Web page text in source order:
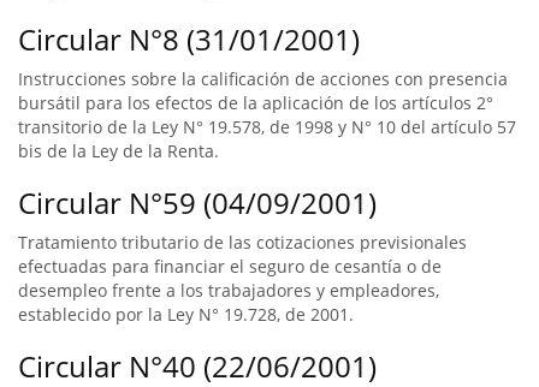
Circular N°8 (31/01/2001)
Instrucciones sobre la calificación de acciones con presencia
bursátil para los efectos de la aplicación de los artículos 2°
transitorio de la Ley N° 19.578, de 1998 y N° 10 del artículo 57
bis de la Ley de la Renta.
Circular N°59 (04/09/2001)
Tratamiento tributario de las cotizaciones previsionales
efectuadas para financiar el seguro de cesantía o de
desempleo frente a los trabajadores y empleadores,
establecido por la Ley N° 19.728, de 2001.
Circular N°40 (22/06/2001)